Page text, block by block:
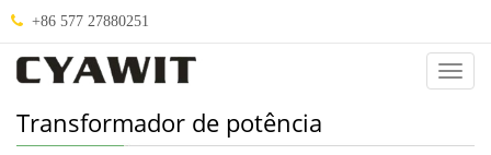
+86 577 27880251
Us
Transformador de potência